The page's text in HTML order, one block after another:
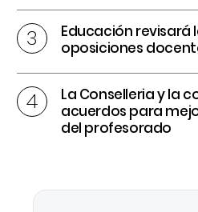
Educación revisará
oposiciones
La Conselleria y la
acuerdos para
del profesorado